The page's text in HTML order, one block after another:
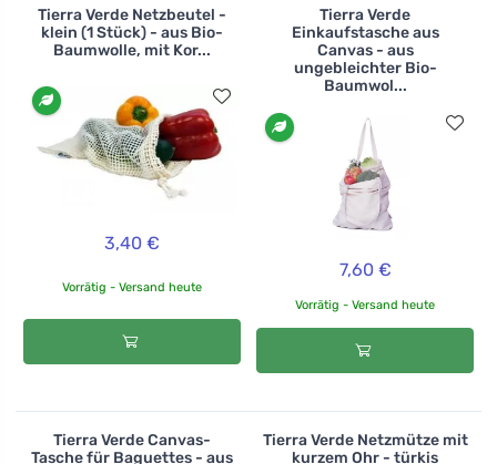
Tierra Verde Netzbeutel -
klein (1 Stück) - aus Bio-
Baumwolle, mit Kor...
3,40 €
Vorrätig - Versand heute
Tierra Verde
Einkaufstasche aus
Canvas - aus
ungebleichter Bio-
Baumwol...
7,60 €
Vorrätig - Versand heute
Tierra Verde Canvas-
Tasche für Baguettes - aus
Tierra Verde Netzmütze mit
kurzem Ohr - türkis